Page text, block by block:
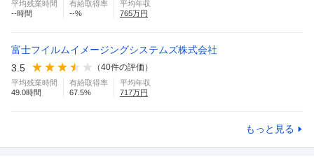
平均残業時間
--時間
有給取得率
--%
平均年収
765万円
富士フイルムイメージングシステムズ株式会社
3.5
（40件の評価）
平均残業時間
49.0時間
有給取得率
67.5%
平均年収
717万円
もっと見る